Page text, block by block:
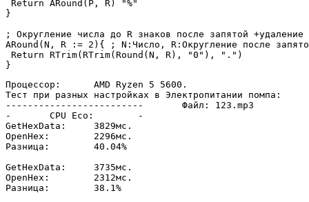
Return ARound(P, R) "%"
}
; Округление числа до R знаков после запятой
ARound(N, R := 2){ ; N:Число, R:Округление после
Return RTrim(RTrim(Round(N, R), "0"), ".")
Процессор:	AMD Ryzen 5 5600.
Тест при разных настройках в Электропитании помпа:
-------------------------	Файл: 123.mp3
-	CPU Eco:	-
GetHexData:	3829мс.
OpenHex:	2296мс.
Разница: 	40.04%
GetHexData:	3735мс.
OpenHex:	2312мс.
Разница: 	38.1%